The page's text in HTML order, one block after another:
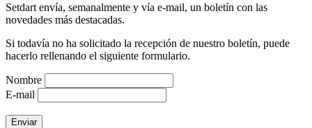
Setdart envía, semanalmente y vía e-mail, un boletín con las
novedades más destacadas.
Si todavía no ha solicitado la recepción de nuestro boletín, puede
hacerlo rellenando el siguiente formulario.
Nombre
E-mail